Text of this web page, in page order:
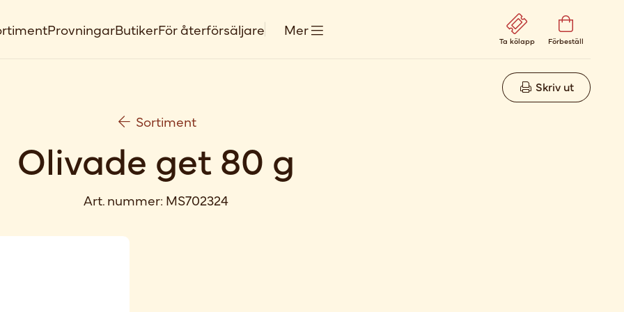
ProvningarButikerFör återförsäljare Mer
Ta kölapp Förbeställ
Skriv ut
Sortiment
Olivade get 80 g
Art. nummer: MS702324